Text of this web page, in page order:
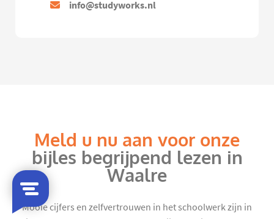
info@studyworks.nl
Meld u nu aan voor onze
bijles begrijpend lezen in
Waalre
Mooie cijfers en zelfvertrouwen in het schoolwerk zijn in